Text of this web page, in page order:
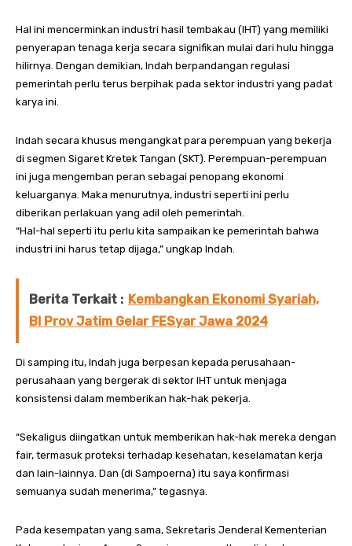
Hal ini mencerminkan industri hasil tembakau (IHT) yang memiliki
penyerapan tenaga kerja secara signifikan mulai dari hulu hingga
hilirnya. Dengan demikian, Indah berpandangan regulasi
pemerintah perlu terus berpihak pada sektor industri yang padat
karya ini.
Indah secara khusus mengangkat para perempuan yang bekerja
di segmen Sigaret Kretek Tangan (SKT). Perempuan-perempuan
ini juga mengemban peran sebagai penopang ekonomi
keluarganya. Maka menurutnya, industri seperti ini perlu
diberikan perlakuan yang adil oleh pemerintah.
“Hal-hal seperti itu perlu kita sampaikan ke pemerintah bahwa
industri ini harus tetap dijaga,” ungkap Indah.
Berita Terkait : Kembangkan Ekonomi Syariah,
BI Prov Jatim Gelar FESyar Jawa 2024
Di samping itu, Indah juga berpesan kepada perusahaan-
perusahaan yang bergerak di sektor IHT untuk menjaga
konsistensi dalam memberikan hak-hak pekerja.
“Sekaligus diingatkan untuk memberikan hak-hak mereka dengan
fair, termasuk proteksi terhadap kesehatan, keselamatan kerja
dan lain-lainnya. Dan (di Sampoerna) itu saya konfirmasi
semuanya sudah menerima,” tegasnya.
Pada kesempatan yang sama, Sekretaris Jenderal Kementerian